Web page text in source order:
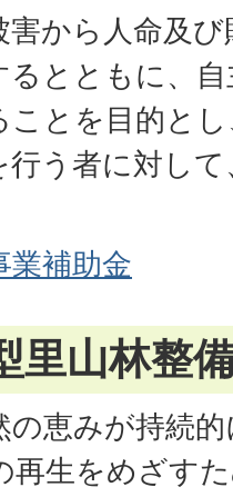
から人命及
るとともに、
ことを目的と
行う者に対し
業補助金
里山林整
の恵みが持続
再生をめざす